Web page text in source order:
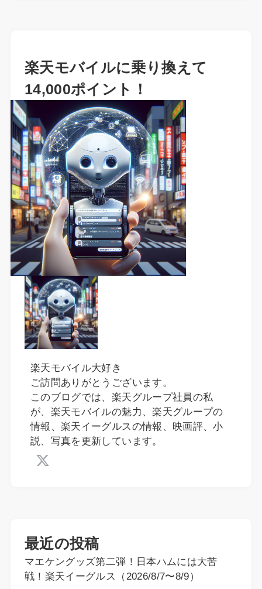
楽天モバイルに乗り換えて
14,000ポイント！
楽天モバイル大好き
ご訪問ありがとうございます。
このブログでは、楽天グループ社員の私
が、楽天モバイルの魅力、楽天グループの
情報、楽天イーグルスの情報、映画評、小
説、写真を更新しています。
最近の投稿
マエケングッズ第二弾！日本ハムには大苦
戦！楽天イーグルス（2026/8/7〜8/9）